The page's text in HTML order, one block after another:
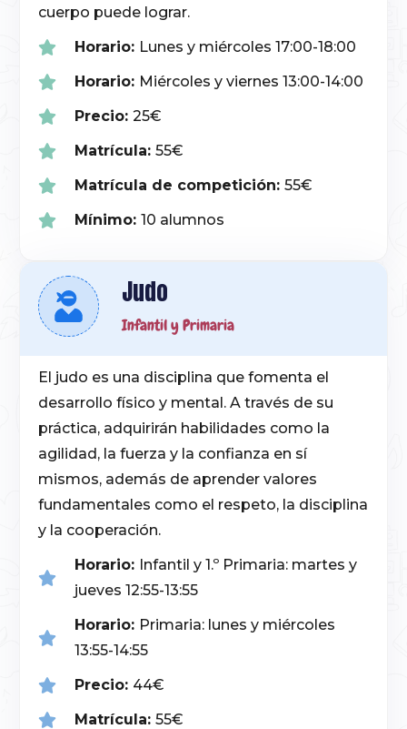
cuerpo puede lograr.
Horario: Lunes y miércoles 17:00-18:00
Horario: Miércoles y viernes 13:00-14:00
Precio: 25€
Matrícula: 55€
Matrícula de competición: 55€
Mínimo: 10 alumnos
Judo
Infantil y Primaria
El judo es una disciplina que fomenta el
desarrollo físico y mental. A través de su
práctica, adquirirán habilidades como la
agilidad, la fuerza y la confianza en sí
mismos, además de aprender valores
fundamentales como el respeto, la disciplina
y la cooperación.
Horario: Infantil y 1.º Primaria: martes y
jueves 12:55-13:55
Horario: Primaria: lunes y miércoles
13:55-14:55
Precio: 44€
Matrícula: 55€